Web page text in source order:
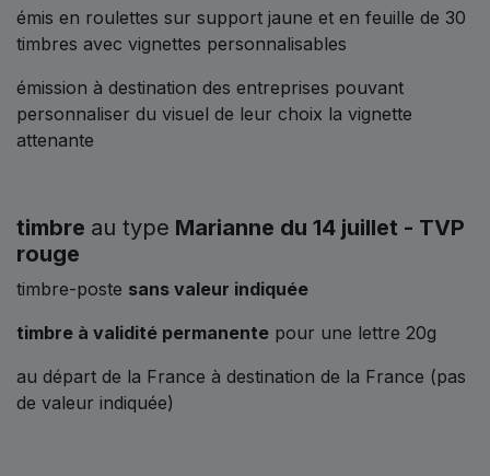
émis en roulettes sur support jaune et en feuille de 30
timbres avec vignettes personnalisables
émission à destination des entreprises pouvant
personnaliser du visuel de leur choix la vignette
attenante
timbre au type Marianne du 14 juillet - TVP
rouge
timbre-poste sans valeur indiquée
timbre à validité permanente pour une lettre 20g
au départ de la France à destination de la France (pas
de valeur indiquée)